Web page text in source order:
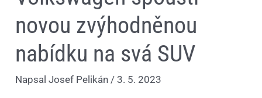
novou zvýhodněnou
nabídku na svá SUV
NapsalJosef Pelikán /3. 5. 2023